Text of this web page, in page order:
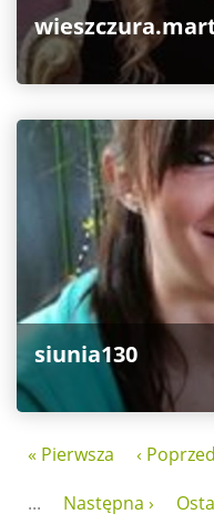
siunia130
« Pierwsza ‹
...
Następna ›